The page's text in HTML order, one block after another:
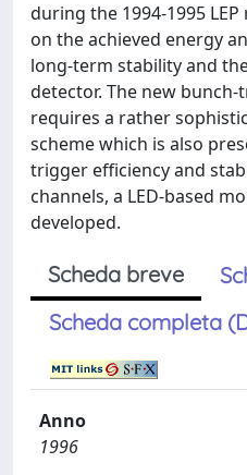
during the 1994-1995
on the achieved energy
long-term stability and
detector. The new bunch-
requires a rather
scheme which is also
trigger efficiency and
channels, a LED-based
developed.
Scheda breve
Scheda completa
Anno
1996